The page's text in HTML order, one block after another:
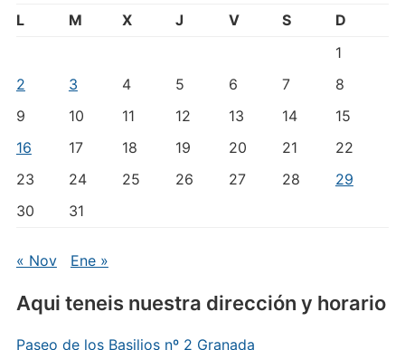
L M X J V S
D
1
2
3 4 5 6 7
8
9
10 11 12 13 14
15
16
17 18 19 20 21
22
23
24 25 26 27 28
29
30
31
« Nov Ene »
Aqui teneis nuestra dirección y horario
Paseo de los Basilios nº 2 Granada